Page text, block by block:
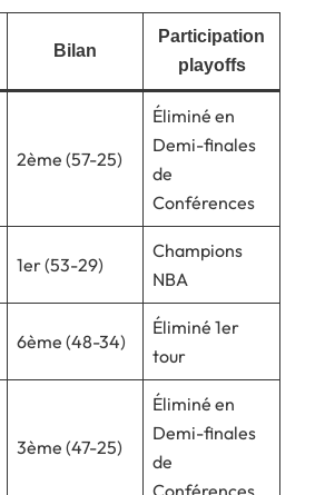
Bilan
Participation
playoffs
2ème (57-25)
Éliminé en
Demi-finales
de
Conférences
1er (53-29)
Champions
NBA
6ème (48-34)
Éliminé 1er
tour
3ème (47-25)
Éliminé en
Demi-finales
de
Conférences